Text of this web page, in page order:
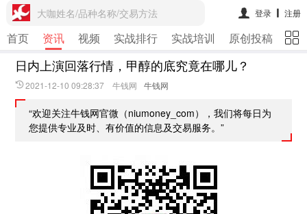
大咖姓名/品种名称/交易方法 登录 注册
首页 资讯 视频 实战排行 实战培训 原创投稿 期
日内上演回落行情，甲醇的底究竟在哪儿？
2021-12-10 09:28:37 牛钱网 牛钱网
“欢迎关注牛钱网官微（niumoney_com），我们将每日为
您提供专业及时、有价值的信息及交易服务。”